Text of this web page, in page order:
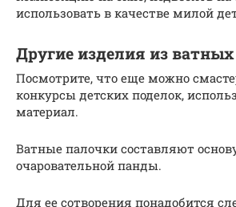
использовать в качестве милой
Другие изделия из
Посмотрите, что еще можно
конкурсы детских поделок,
материал.
Ватные палочки составляют
очаровательной панды.
Для ее сотворения понадобится